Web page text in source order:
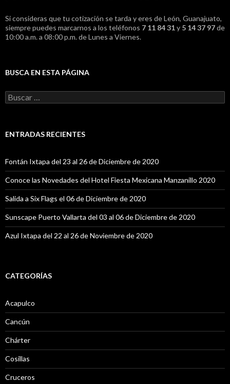
Si consideras que tu cotización se tarda y eres de León, Guanajuato,
siempre puedes marcarnos a los teléfonos 7 11 84 31y 5 14 37 97de
10:00 a.m. a 08:00 p.m. de Lunes a Viernes.
BUSCA EN ESTA PÁGINA
B
u
a
ENTRADAS RECIENTES
Fontán Ixtapa del 23 al 26 de Diciembre de 2020
Conoce las Novedades del Hotel Fiesta Mexicana Manzanillo 2020
Salida a Six Flags el 06 de Diciembre de 2020
Sunscape Puerto Vallarta del 03 al 06 de Diciembre de 2020
Azul Ixtapa del 22 al 26 de Noviembre de 2020
CATEGORÍAS
Acapulco
Cancún
Chárter
Cosillas
Cruceros